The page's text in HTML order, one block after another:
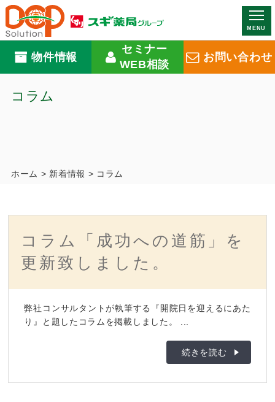
MENU
物件情報
セミナー
WEB相談
お問い合わせ
コラム
ホーム > 新着情報 > コラム
コラム「成功への道筋」を
更新致しました。
弊社コンサルタントが執筆する『開院日を迎えるにあた
り』と題したコラムを掲載しました。 ...
続きを読む